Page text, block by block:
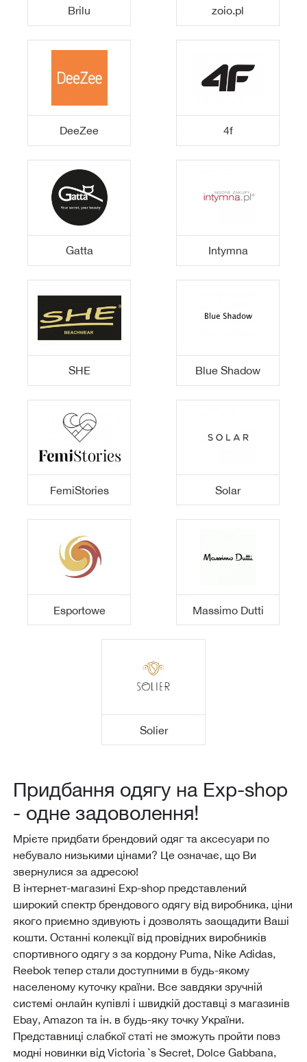
Brilu zoio.pl
DeeZee 4f
Gatta Intymna
SHE Blue Shadow
FemiStories Solar
Esportowe Massimo Dutti
Solier
Придбання одягу на Еxp-shop
- одне задоволення!
Мрієте придбати брендовий одяг та аксесуари по
небувало низькими цінами? Це означає, що Ви
звернулися за адресою!
В інтернет-магазині Еxp-shop представлений
широкий спектр брендового одягу від виробника, ціни
якого приємно здивують і дозволять заощадити Ваші
кошти. Останні колекції від провідних виробників
спортивного одягу з за кордону Puma, Nike Adidas,
Reebok тепер стали доступними в будь-якому
населеному куточку країни. Все завдяки зручній
системі онлайн купівлі і швидкій доставці з магазинів
Ebay, Amazon та ін. в будь-яку точку України.
Представниці слабкої статі не зможуть пройти повз
модні новинки від Victoria `s Secret, Dolce Gabbana,